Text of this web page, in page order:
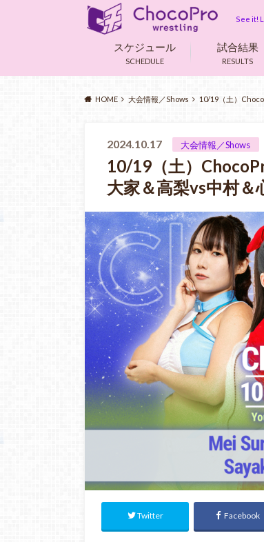
See it!
SCHEDULE
スケジュール
RESULTS
試合結果
HOME 大会情報／Shows 10/19（土）
2024.10.17 大会情報／Shows
10/19（土）
大家＆高梨vs中村＆
Twitter Facebook